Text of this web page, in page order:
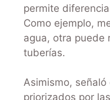
permite
Como ejemplo,
agua, otra puede
tuberías.
Asimismo,
priorizados por